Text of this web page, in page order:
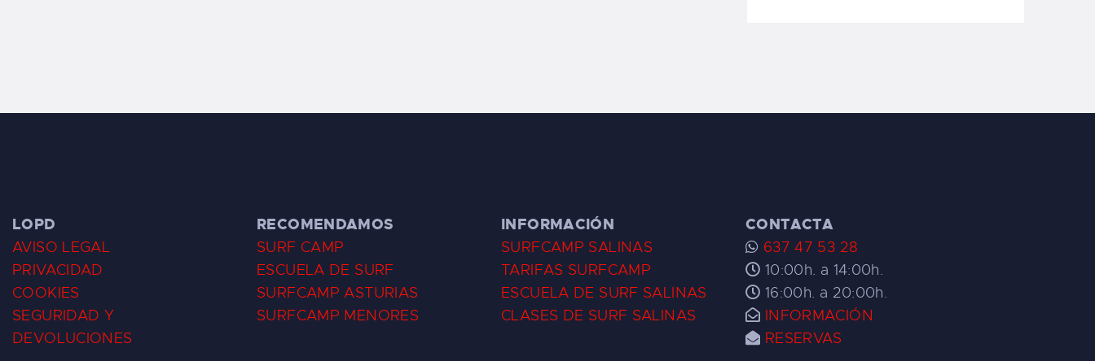
LOPD
AVISO LEGAL
PRIVACIDAD
COOKIES
SEGURIDAD Y
DEVOLUCIONES
RECOMENDAMOS
SURF CAMP
ESCUELA DE SURF
SURFCAMP ASTURIAS
SURFCAMP MENORES
INFORMACIÓN
SURFCAMP SALINAS
TARIFAS SURFCAMP
ESCUELA DE SURF SALINAS
CLASES DE SURF SALINAS
CONTACTA
637 47 53 28
10:00h. a 14:00h.
16:00h. a 20:00h.
INFORMACIÓN
RESERVAS